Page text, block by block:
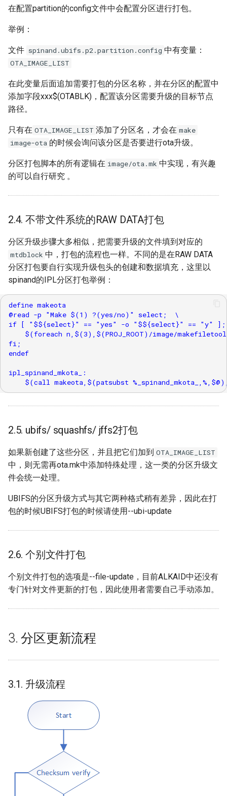
在配置partition的config文件中会配置分区进行打包。
举例：
文件 spinand.ubifs.p2.partition.config 中有变量：
OTA_IMAGE_LIST
在此变量后面追加需要打包的分区名称，并在分区的配置中
添加字段xxx$(OTABLK)，配置该分区需要升级的目标节点
路径。
只有在 OTA_IMAGE_LIST 添加了分区名，才会在 make
image-ota 的时候会询问该分区是否要进行ota升级。
分区打包脚本的所有逻辑在 image/ota.mk 中实现，有兴趣
的可以自行研究 。
2.4. 不带文件系统的RAW DATA打包
分区升级步骤大多相似，把需要升级的文件填到对应的
mtdblock 中，打包的流程也一样。不同的是在RAW DATA
分区打包要自行实现升级包头的创建和数据填充，这里以
spinand的IPL分区打包举例：
define makeota
@read -p "Make $(1) ?(yes/no)" select;  \
if [ "$${select}" == "yes" -o "$${select}" == "y"
$(foreach n,$(3),$(PROJ_ROOT)/image/
fi;
endef
ipl_spinand_mkota_:
2.5. ubifs/ squashfs/ jffs2打包
如果新创建了这些分区，并且把它们加到 OTA_IMAGE_LIST
中，则无需再ota.mk中添加特殊处理，这一类的分区升级文
件会统一处理。
UBIFS的分区升级方式与其它两种格式稍有差异，因此在打
包的时候UBIFS打包的时候请使用--ubi-update
2.6. 个别文件打包
个别文件打包的选项是--file-update，目前ALKAID中还没有
专门针对文件更新的打包，因此使用者需要自己手动添加。
3. 分区更新流程
3.1. 升级流程